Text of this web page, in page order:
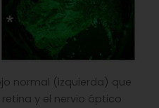
normal (izquierda) que
y el nervio óptico